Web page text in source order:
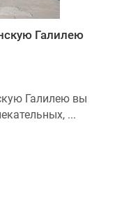
Галилею
Галилею вы
...